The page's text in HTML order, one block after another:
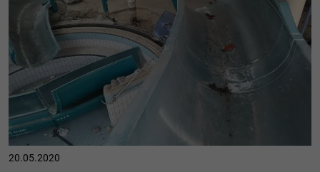
20.05.2020